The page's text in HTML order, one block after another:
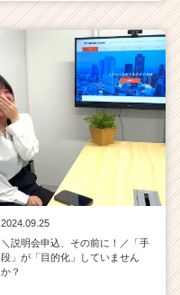
2024.09.25
＼説明会申込、その前に！／「手
段」が「目的化」していません
か？